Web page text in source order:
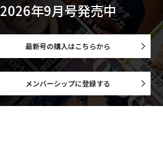
2026年9月号発売中
最新号の購入はこちらから
メンバーシップに登録する